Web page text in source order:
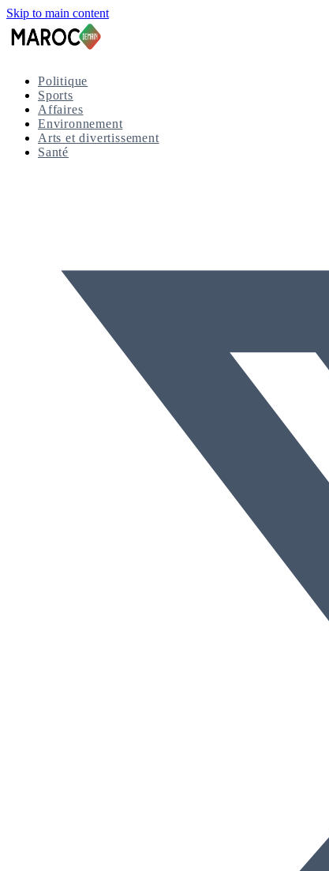
Skip to main content
Politique
Sports
Affaires
Environnement
Arts et divertissement
Santé